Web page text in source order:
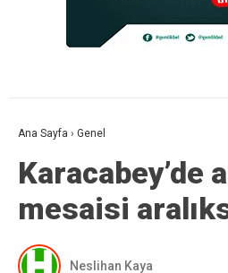
Ana Sayfa › Genel
Karacabey’de
mesaisi
Neslihan Kaya